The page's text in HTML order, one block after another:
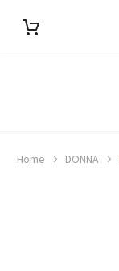
Home DONNA